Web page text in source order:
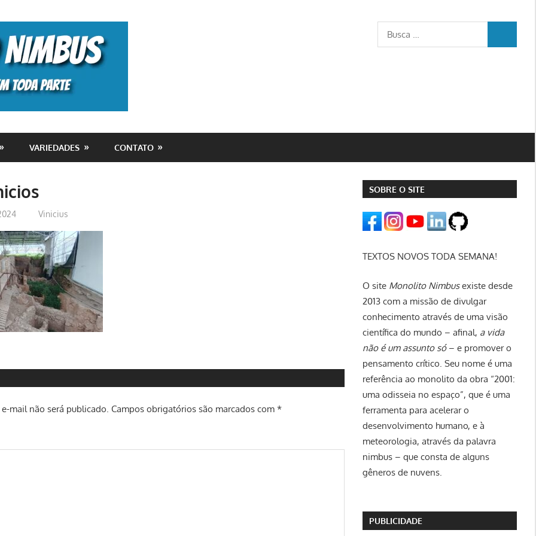
Busca
para:
VARIEDADES CONTATO
Vinicius
mail não será publicado. Campos obrigatórios são marcados com*
SOBRE O SITE
TEXTOS NOVOS TODA SEMANA!
O site Monolito Nimbusexiste desde
2013 com a missão de divulgar
conhecimento através de uma visão
científica do mundo – afinal, a vida
não é um assunto só– e promover o
pensamento crítico. Seu nome é uma
referência ao monolito da obra “2001:
uma odisseia no espaço”, que é uma
ferramenta para acelerar o
desenvolvimento humano, e à
meteorologia, através da palavra
nimbus – que consta de alguns
gêneros de nuvens.
PUBLICIDADE